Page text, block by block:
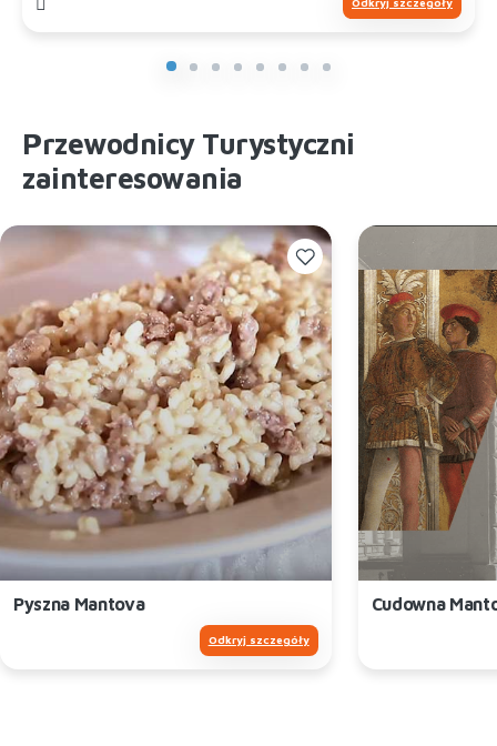
Przewodnicy Turystyczni
zainteresowania
Pyszna Mantova
Odkryj szczegóły
Cudowna